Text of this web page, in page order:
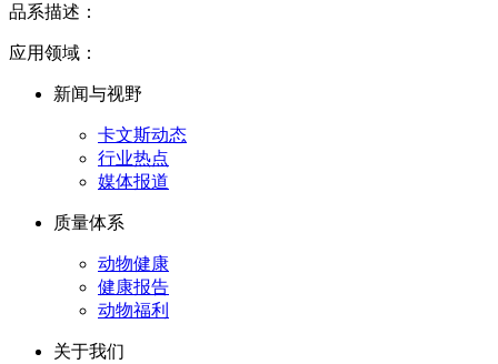
品系描述：
应用领域：
新闻与视野
卡文斯动态
行业热点
媒体报道
质量体系
动物健康
健康报告
动物福利
关于我们